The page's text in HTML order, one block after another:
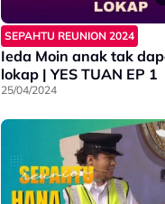
SEPAHTU REUNION 2024
Ieda Moin anak tak
lokap | YES TUAN EP 1
25/04/2024